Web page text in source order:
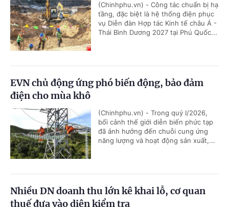
(Chinhphu.vn) - Công tác chuẩn bị hạ
tầng, đặc biệt là hệ thống điện phục
vụ Diễn đàn Hợp tác Kinh tế châu Á -
Thái Bình Dương 2027 tại Phú Quốc...
EVN chủ động ứng phó biến động, bảo đảm
điện cho mùa khô
(Chinhphu.vn) - Trong quý I/2026,
bối cảnh thế giới diễn biến phức tạp
đã ảnh hưởng đến chuỗi cung ứng
năng lượng và hoạt động sản xuất,...
Nhiều DN doanh thu lớn kê khai lỗ, cơ quan
thuế đưa vào diện kiểm tra